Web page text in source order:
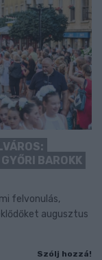
BAROKK
felvonulás,
augusztus
Szólj hozzá!